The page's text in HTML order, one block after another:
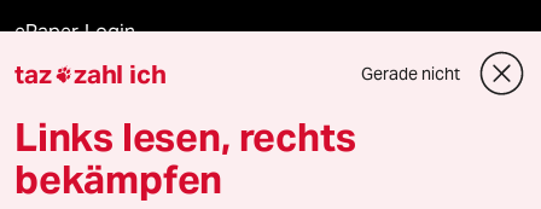
ePaper Login
Downloads für Abonnierende
© 2026 taz Verlags und Vertriebs GmbH
taz zahl ich Gerade nicht
Links lesen, rechts
bekämpfen